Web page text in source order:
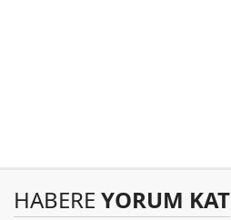
HABERE YORUM KAT